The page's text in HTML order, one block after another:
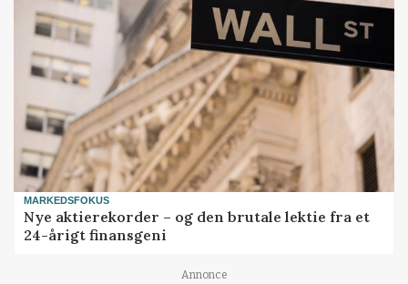
MARKEDSFOKUS
Nye aktierekorder – og den brutale lektie fra et
24-årigt finansgeni
Annonce